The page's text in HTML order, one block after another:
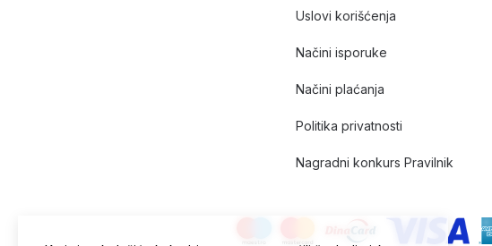
Uslovi korišćenja
Načini isporuke
Načini plaćanja
Politika privatnosti
Nagradni konkurs Pravilnik